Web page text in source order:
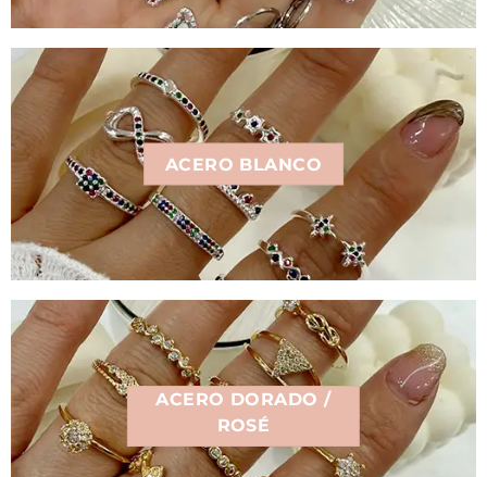
ACERO BLANCO
ACERO DORADO /
ROSÉ